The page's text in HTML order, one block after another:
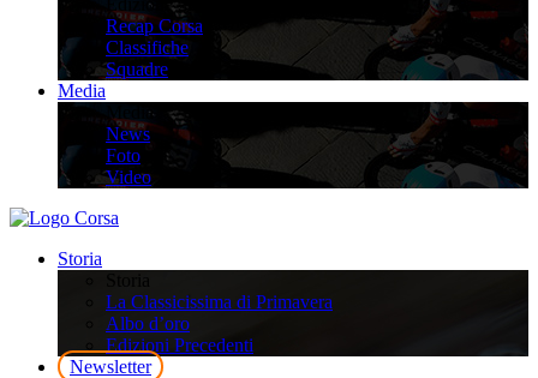
Edizione 2026
Recap Corsa
Classifiche
Squadre
Media
Media
News
Foto
Video
Storia
La Classicissima di Primavera
Albo d’oro
Edizioni Precedenti
Newsletter